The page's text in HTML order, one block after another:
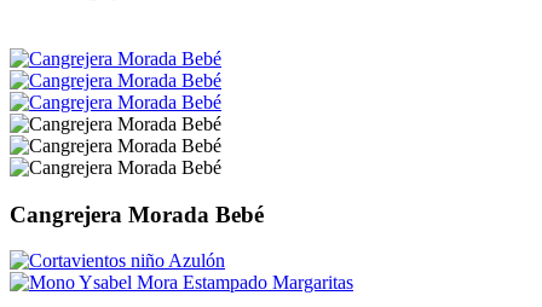
Cangrejera Morada Bebé